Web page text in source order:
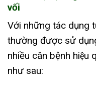
vối
Với những tác dụng
thường được sử
nhiều căn bệnh hiệu
như sau: